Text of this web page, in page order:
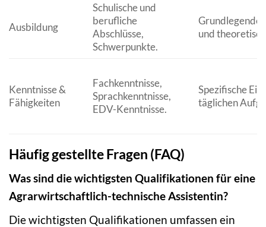
Ausbildung
Schulische und
berufliche
Abschlüsse,
Schwerpunkte.
Grundlegende
und
Kenntnisse &
Fähigkeiten
Fachkenntnisse,
Sprachkenntnisse,
EDV-Kenntnisse.
Spezifische
täglichen
Häufig gestellte Fragen (FAQ)
Was sind die wichtigsten Qualifikationen für eine
Agrarwirtschaftlich-technische Assistentin?
Die wichtigsten Qualifikationen umfassen ein